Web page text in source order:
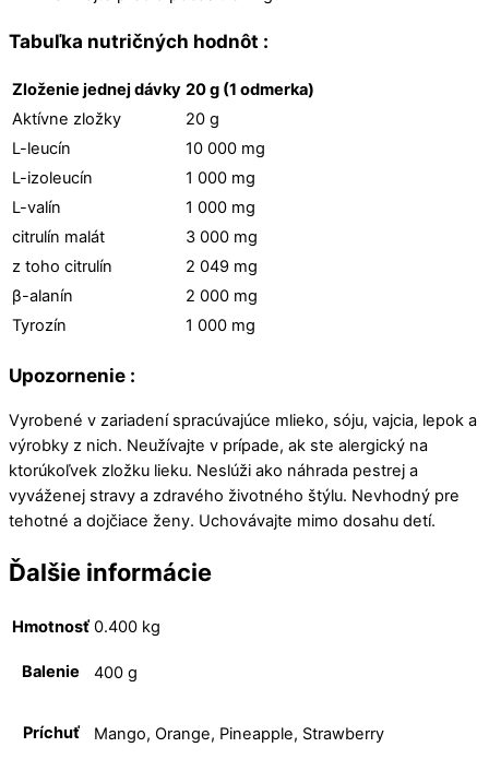
Tabuľka nutričných hodnôt :
Zloženie jednej dávky 20 g (1 odmerka)
Aktívne zložky
20 g
L-leucín
10 000 mg
L-izoleucín
1 000 mg
L-valín
1 000 mg
citrulín malát
3 000 mg
z toho citrulín
2 049 mg
β-alanín
2 000 mg
Tyrozín
1 000 mg
Upozornenie :
Vyrobené v zariadení spracúvajúce mlieko, sóju, vajcia, lepok a
výrobky z nich. Neužívajte v prípade, ak ste alergický na
ktorúkoľvek zložku lieku. Neslúži ako náhrada pestrej a
vyváženej stravy a zdravého životného štýlu. Nevhodný pre
tehotné a dojčiace ženy. Uchovávajte mimo dosahu detí.
Ďalšie informácie
Hmotnosť 0.400 kg
Balenie 400 g
Príchuť Mango, Orange, Pineapple, Strawberry